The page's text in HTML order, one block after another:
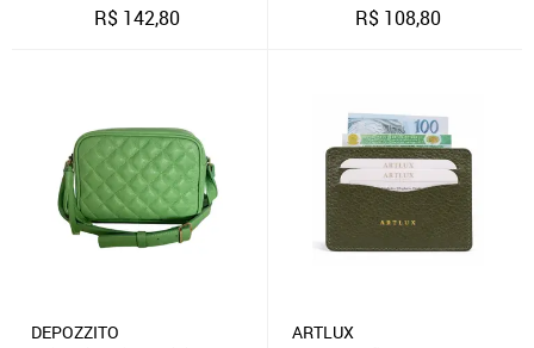
R$ 142,80 R$ 108,80
DEPOZZITO
ARTLUX